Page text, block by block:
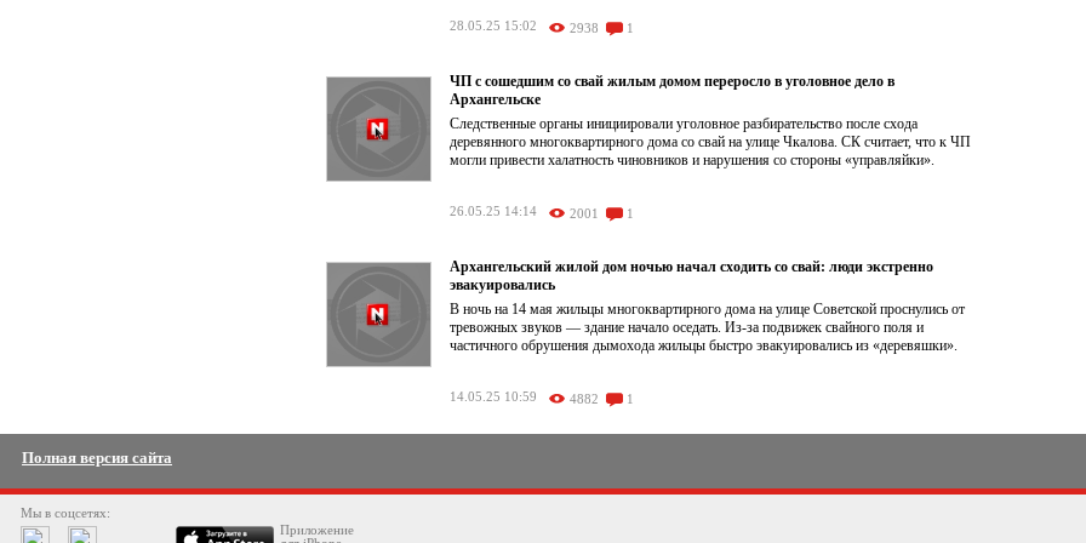
28.05.25 15:02 2938 1
ЧП с сошедшим со свай жилым домом переросло в уголовное дело в
Архангельске
Следственные органы инициировали уголовное разбирательство после схода
деревянного многоквартирного дома со свай на улице Чкалова. СК считает, что к ЧП
могли привести халатность чиновников и нарушения со стороны «управляйки».
26.05.25 14:14 2001 1
Архангельский жилой дом ночью начал сходить со свай: люди экстренно
эвакуировались
В ночь на 14 мая жильцы многоквартирного дома на улице Советской проснулись от
тревожных звуков — здание начало оседать. Из-за подвижек свайного поля и
частичного обрушения дымохода жильцы быстро эвакуировались из «деревяшки».
14.05.25 10:59 4882 1
Полная версия сайта
Мы в соцсетях:
Приложение